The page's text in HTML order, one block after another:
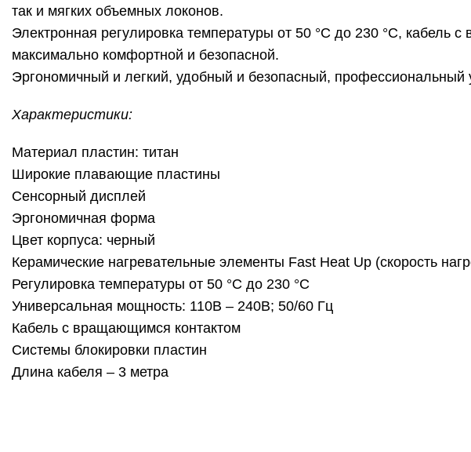
так и мягких объемных локонов.
Электронная регулировка температуры от 50 °C до 230 °C,
максимально комфортной и безопасной.
Эргономичный и легкий, удобный и безопасный,
Характеристики:
Материал пластин: титан
Широкие плавающие пластины
Сенсорный дисплей
Эргономичная форма
Цвет корпуса: черный
Керамические нагревательные элементы Fast Heat Up (скорость
Регулировка температуры от 50 °C до 230 °C
Универсальная мощность: 110В – 240В; 50/60 Гц
Кабель с вращающимся контактом
Системы блокировки пластин
Длина кабеля – 3 метра